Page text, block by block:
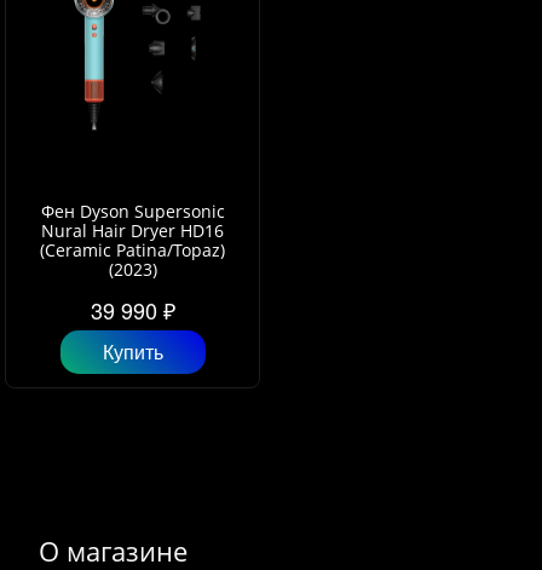
Фен Dyson Supersonic
Nural Hair Dryer HD16
(Ceramic Patina/Topaz)
(2023)
39 990 ₽
Купить
О магазине